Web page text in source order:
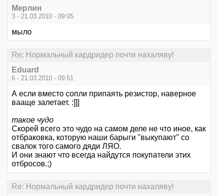
Мерлин
3 - 21.03.2010 - 09:05
мыло
Re: Нормальный кардридер почти нахаляву!
Eduard
6 - 21.03.2010 - 09:51
А если вместо сопли припаять резистор, наверное
вааще залетает. :]]]
такое чудо
Скорей всего это чудо на самом деле не что иное, как
отбраковка, которую наши барыги "выкупают" со
свалок того самого дяди ЛЯО.
И они знают что всегда найдутся покупатели этих
отбросов.;)
Re: Нормальный кардридер почти нахаляву!